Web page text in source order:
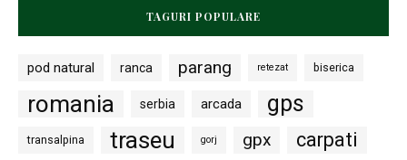
TAGURI POPULARE
pod natural ranca parang retezat biserica
romania serbia arcada gps
transalpina traseu gorj gpx carpati